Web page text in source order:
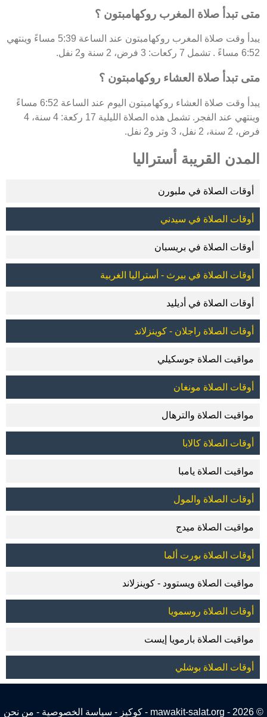
متى تبدأ صلاة المغرب روكهامبتون ؟
يبدأ وقت صلاة المغرب روكهامبتون عند الساعة 5:39 مساءً وينتهي
6:52 مساءً . تشمل 7 ركعات: 3 فرض، 2 سنة و2 نفل.
متى تبدأ صلاة العشاء روكهامبتون ؟
يبدأ وقت صلاة العشاء روكهامبتون اليوم عند الساعة 6:52 مساءً
وينتهي عند الفجر. تشمل هذه الصلاة الليلية 17 ركعة: 4 سنة، 4
فرض، 2 سنة، 2 نفل، 3 وتر و2 نفل.
المدن القريبة أستراليا
أوقات الصلاة في ملبورن
أوقات الصلاة في سيدني
أوقات الصلاة في بريسبان
أوقات الصلاة في بيرث - أستراليا الغربية
أوقات الصلاة في أديليد
أوقات الصلاة راجلان - كوينزلاند
مواقيت الصلاة جوسكيلي
أوقات الصلاة مونغان
مواقيت الصلاة والترهال
أوقات الصلاة كالابا
مواقيت الصلاة يامبا
أوقات الصلاة والمول
مواقيت الصلاة ميدج
أوقات الصلاة بورت ألما
مواقيت الصلاة ويستوود - كوينزلاند
أوقات الصلاة روسمويا
مواقيت الصلاة بارمويا إيست
أوقات الصلاة بوشلي
© 2026 - mawakit-salat.org - كوكيز - سياسة الخصوصية - من نحن